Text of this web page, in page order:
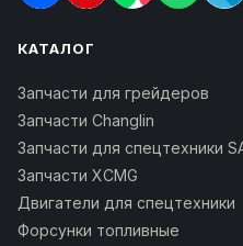
КАТАЛОГ
Запчасти для грейдеров
Запчасти Changlin
Запчасти для спецтехники
Запчасти XCMG
Двигатели для спецтехники
Форсунки топливные